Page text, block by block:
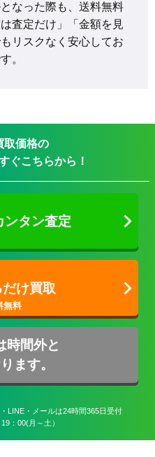
なった際も、送料無料
査定だけ」「金額を見
リスクなく安心してお
。
取価格の
ぐこちらから！
ンタン査定
け買取
時間外と
ます。
LINE・メールは24時間365日受付
：00(月～土）